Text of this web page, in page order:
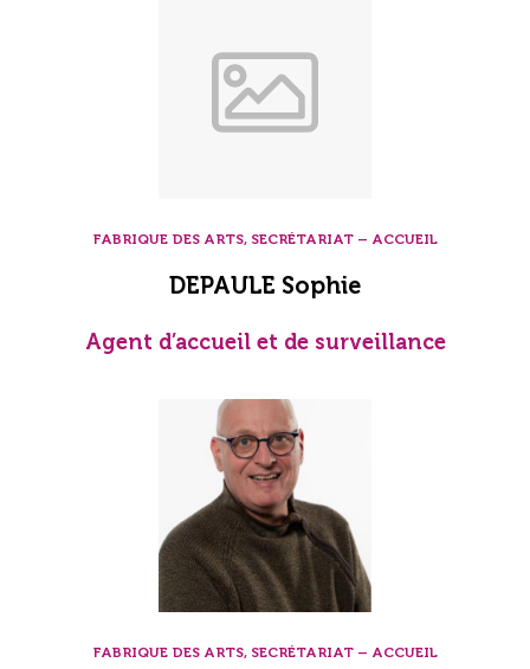
FABRIQUE DES ARTS, SECRÉTARIAT – ACCUEIL
DEPAULE Sophie
Agent d’accueil et de surveillance
FABRIQUE DES ARTS, SECRÉTARIAT – ACCUEIL